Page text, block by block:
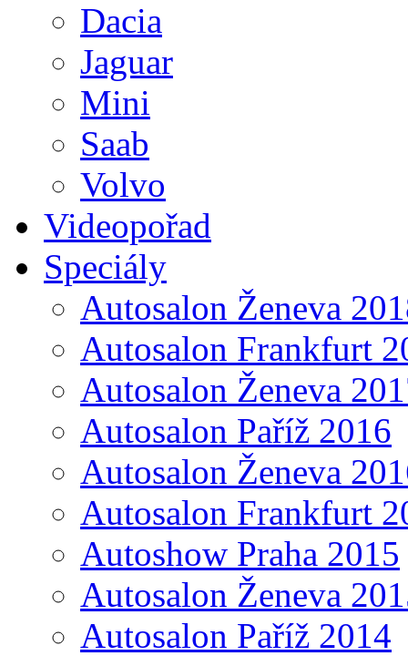
Dacia
Jaguar
Mini
Saab
Volvo
Videopořad
Speciály
Autosalon Ženeva
Autosalon Frankfurt
Autosalon Ženeva
Autosalon Paříž 2016
Autosalon Ženeva
Autosalon Frankfurt
Autoshow Praha 2015
Autosalon Ženeva
Autosalon Paříž 2014